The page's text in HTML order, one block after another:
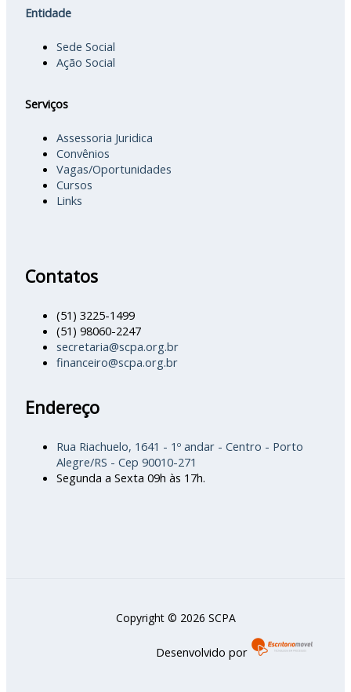
Entidade
Sede Social
Ação Social
Serviços
Assessoria Juridica
Convênios
Vagas/Oportunidades
Cursos
Links
Contatos
(51) 3225-1499
(51) 98060-2247
secretaria@scpa.org.br
financeiro@scpa.org.br
Endereço
Rua Riachuelo, 1641 - 1º andar - Centro - Porto
Alegre/RS - Cep 90010-271
Segunda a Sexta 09h às 17h.
Copyright © 2026 SCPA
Desenvolvido por